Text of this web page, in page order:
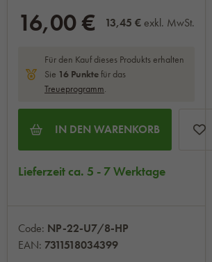
16,00 € 13,45 € exkl. MwSt.
Für den Kauf dieses Produkts erhalten
Sie 16 Punktefür das
Treueprogramm.
IN DEN WARENKORB
Lieferzeit ca. 5 - 7 Werktage
Code: NP-22-U7/8-HP
EAN: 7311518034399